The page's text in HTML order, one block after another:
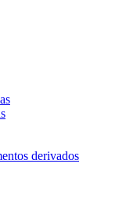
derivados